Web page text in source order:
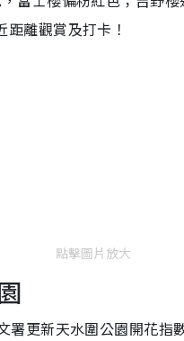
離觀賞及打卡！
點擊圖片放大
署更新天水圍公園開花